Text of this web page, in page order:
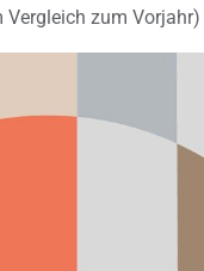
Vergleich zum Vorjahr)